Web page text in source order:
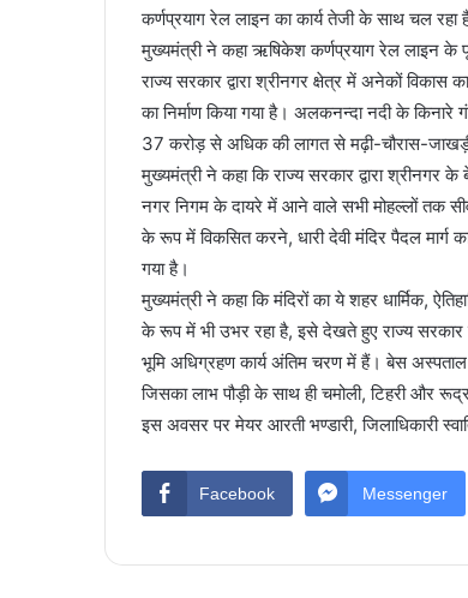
कर्णप्रयाग रेल लाइन का कार्य तेजी के साथ चल रहा
मुख्यमंत्री ने कहा ऋषिकेश कर्णप्रयाग रेल लाइन के
राज्य सरकार द्वारा श्रीनगर क्षेत्र में अनेकों
का निर्माण किया गया है। अलकनन्दा नदी के किनारे
37 करोड़ से अधिक की लागत से मढ़ी-चौरास-जाखड़ी
मुख्यमंत्री ने कहा कि राज्य सरकार द्वारा
नगर निगम के दायरे में आने वाले सभी मोहल्लों तक
के रूप में विकसित करने, धारी देवी मंदिर पैदल मार्ग का
गया है।
मुख्यमंत्री ने कहा कि मंदिरों का ये शहर धार्मिक,
के रूप में भी उभर रहा है, इसे देखते हुए राज्य सरकार
भूमि अधिग्रहण कार्य अंतिम चरण में हैं। बेस
जिसका लाभ पौड़ी के साथ ही चमोली, टिहरी और
इस अवसर पर मेयर आरती भण्डारी, जिलाधिकारी
Facebook Messenger